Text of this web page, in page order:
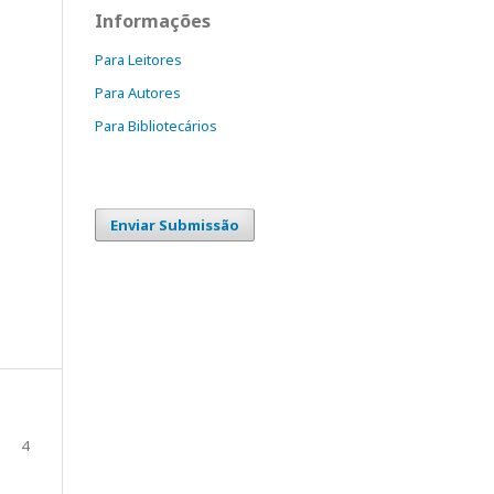
4
Informações
Para Leitores
Para Autores
Para Bibliotecários
Enviar Submissão